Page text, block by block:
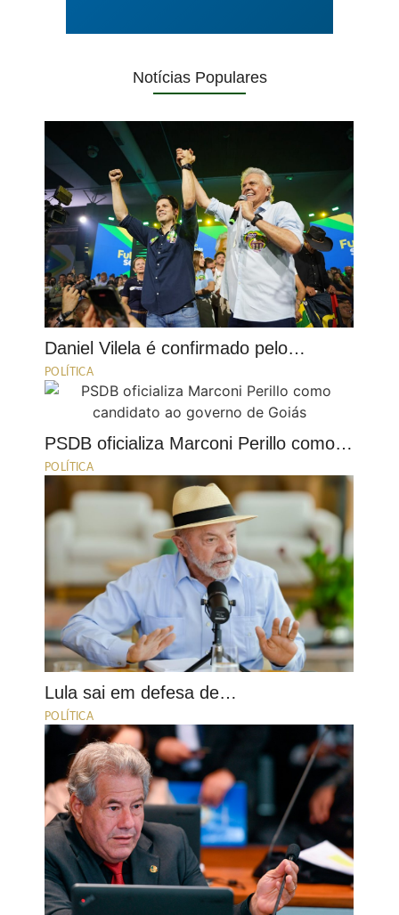
Notícias Populares
Daniel Vilela é confirmado pelo…
POLÍTICA
PSDB oficializa Marconi Perillo como…
POLÍTICA
Lula sai em defesa de…
POLÍTICA